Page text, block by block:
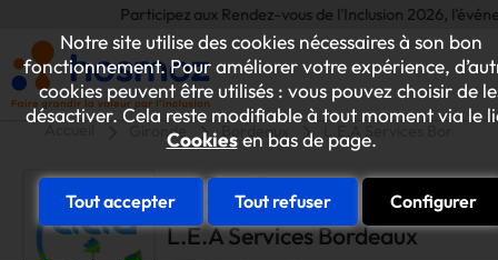
Notre site utilise des cookies nécessaires à son bon
fonctionnement. Pour améliorer votre expérience,
cookies peuvent être utilisés : vous pouvez choisir de
désactiver. Cela reste modifiable à tout moment via le
Cookiesen bas de page.
Tout accepter Tout refuser Configurer
Participez aux Rendez-vous de l'Inclusion 2026,
Accueil Gironde Bordeaux
L.E.A Services Bordeaux